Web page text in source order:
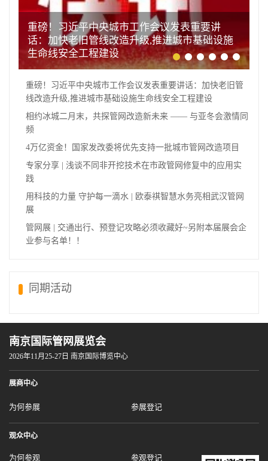
重磅！习近平中央城市工作会议发表重要讲
话：加快老旧管线改造升级,推进城市基础设施
生命线安全工程建设
重磅！习近平中央城市工作会议发表重要讲话：加快老旧管
线改造升级,推进城市基础设施生命线安全工程建设
相约冰城二月末，共探管网改造新未来 —— 与亚冬会激情同
频
4万亿资金！国家发改委将优先支持一批城市管网改造项目
专家分享 | 浅谈不同非开挖技术在市政管网修复中的应用实
践
用科技的力量 守护每一滴水 | 欧泰祺智慧水务亮相武汉管网
展
管网展 | 交通出行、预登记攻略必须收藏好~另附本届展会企
业参与名单！！
同期活动
南京国际管网展览会
2026年11月25-27日 南京国际博览中心
展商中心
为何参展 参展登记
观众中心
为何参观 参观登记